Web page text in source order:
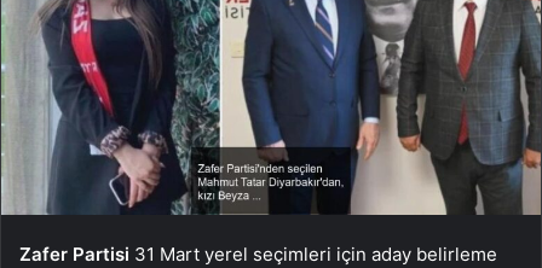
Zafer Partisi 31 Mart yerel seçimleri için aday belirleme